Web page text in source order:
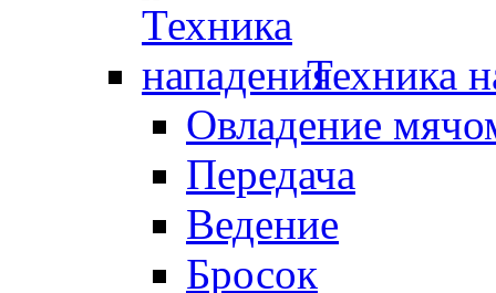
Техника
Овладение
Передача
Ведение
Бросок